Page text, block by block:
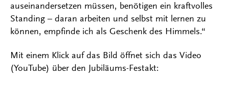
auseinandersetzen müssen, benötigen ein kraftvolles
Standing – daran arbeiten und selbst mit lernen zu
können, empfinde ich als Geschenk des Himmels.“
Mit einem Klick auf das Bild öffnet sich das Video
(YouTube) über den Jubiläums-Festakt: